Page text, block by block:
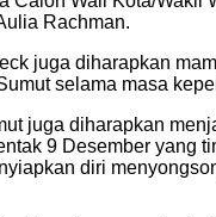
Rachman.
juga diharapkan
selama masa
juga diharapkan
9 Desember yang
diri